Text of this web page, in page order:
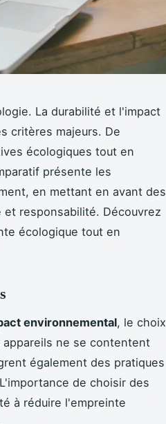
La durabilité et l'impact
critères majeurs. De
écologiques tout en
présente les
en mettant en avant des
responsabilité. Découvrez
écologique tout en
environnemental, le choix
ne se contentent
également des pratiques
de choisir des
à réduire l'empreinte